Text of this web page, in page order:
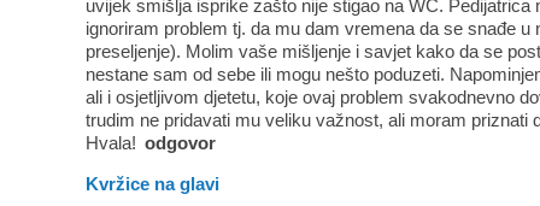
uvijek smišlja isprike zašto nije stigao na WC. Pedijatrica
ignoriram problem tj. da mu dam vremena da se snađe
preseljenje). Molim vaše mišljenje i savjet kako da se
nestane sam od sebe ili mogu nešto poduzeti.
ali i osjetljivom djetetu, koje ovaj problem svakodnevno
trudim ne pridavati mu veliku važnost, ali moram priznati
Hvala! odgovor
Kvržice na glavi